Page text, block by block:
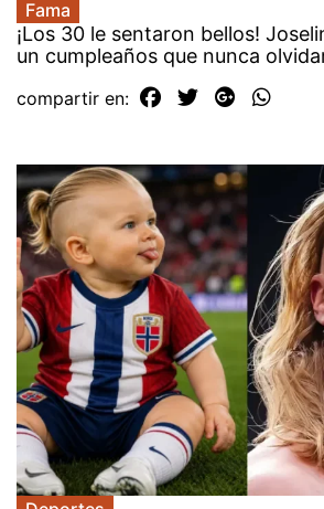
Fama
¡Los 30 le sentaron bellos!
un cumpleaños que nunca
compartir en: